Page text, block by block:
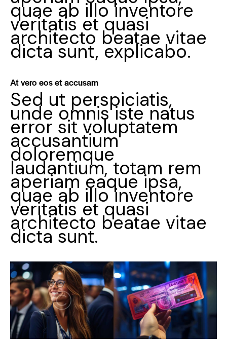
quae ab illo inventore
veritatis et quasi
architecto beatae vitae
dicta sunt, explicabo.
At vero eos et accusam
Sed ut perspiciatis,
unde omnis iste natus
error sit voluptatem
accusantium
doloremque
laudantium, totam rem
aperiam eaque ipsa,
quae ab illo inventore
veritatis et quasi
architecto beatae vitae
dicta sunt.